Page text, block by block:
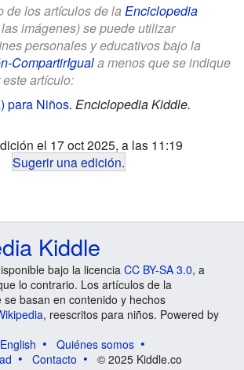
de los artículos de la Enciclopedia
imágenes) se puede utilizar
personales y educativos bajo la
CompartirIguala menos que se indique
artículo:
para Niños. Enciclopedia Kiddle.
el 17 oct 2025, a las 11:19
Sugerir una edición.
Kiddle
bajo la licencia CC BY-SA 3.0, a
lo contrario. Los artículos de la
se basan en contenido y hechos
, reescritos para niños. Powered by
English
Quiénes somos
Contacto © 2025 Kiddle.co